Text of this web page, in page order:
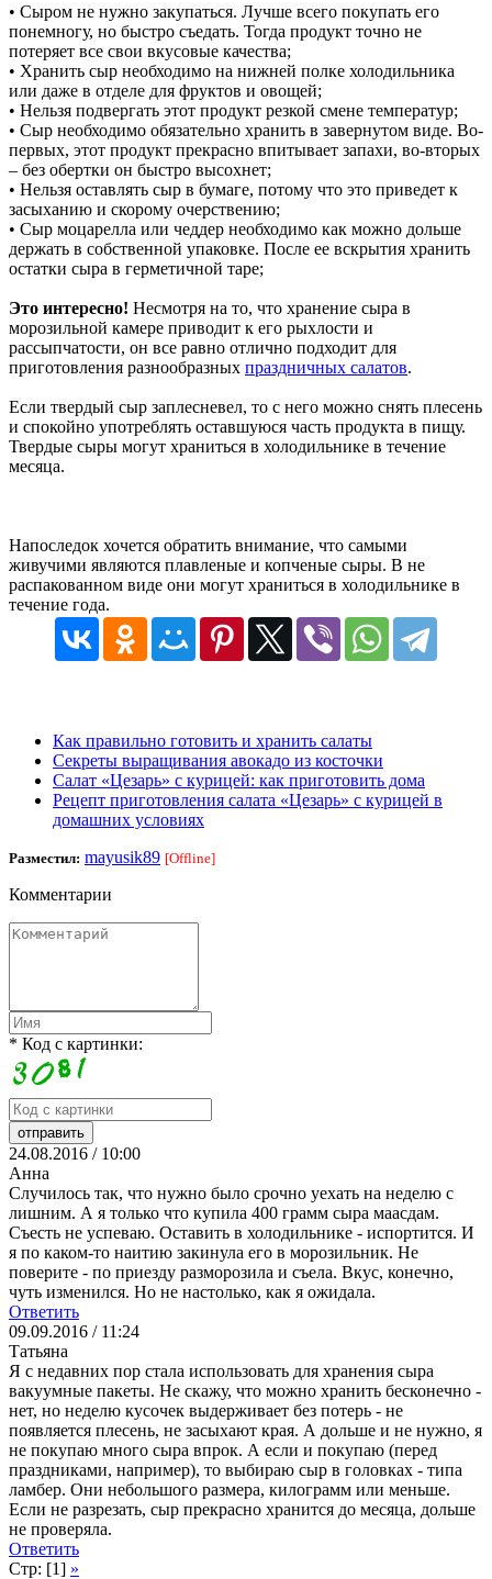
• Сыром не нужно закупаться. Лучше всего покупать его
понемногу, но быстро съедать. Тогда продукт точно не
потеряет все свои вкусовые качества;
• Хранить сыр необходимо на нижней полке холодильника
или даже в отделе для фруктов и овощей;
• Нельзя подвергать этот продукт резкой смене температур;
• Сыр необходимо обязательно хранить в завернутом виде. Во-
первых, этот продукт прекрасно впитывает запахи, во-вторых
– без обертки он быстро высохнет;
• Нельзя оставлять сыр в бумаге, потому что это приведет к
засыханию и скорому очерствению;
• Сыр моцарелла или чеддер необходимо как можно дольше
держать в собственной упаковке. После ее вскрытия хранить
остатки сыра в герметичной таре;
Это интересно! Несмотря на то, что хранение сыра в
морозильной камере приводит к его рыхлости и
рассыпчатости, он все равно отлично подходит для
приготовления разнообразных праздничных салатов.
Если твердый сыр заплесневел, то с него можно снять плесень
и спокойно употреблять оставшуюся часть продукта в пищу.
Твердые сыры могут храниться в холодильнике в течение
месяца.
Напоследок хочется обратить внимание, что самыми
живучими являются плавленые и копченые сыры. В не
распакованном виде они могут храниться в холодильнике в
течение года.
Как правильно готовить и хранить салаты
Секреты выращивания авокадо из косточки
Салат «Цезарь» с курицей: как приготовить дома
Рецепт приготовления салата «Цезарь» с курицей в
домашних условиях
Разместил: mayusik89 [Offline]
Комментарии
* Код с картинки:
24.08.2016 / 10:00
Анна
Случилось так, что нужно было срочно уехать на неделю с
лишним. А я только что купила 400 грамм сыра маасдам.
Съесть не успеваю. Оставить в холодильнике - испортится. И
я по каком-то наитию закинула его в морозильник. Не
поверите - по приезду разморозила и съела. Вкус, конечно,
чуть изменился. Но не настолько, как я ожидала.
Ответить
09.09.2016 / 11:24
Татьяна
Я с недавних пор стала использовать для хранения сыра
вакуумные пакеты. Не скажу, что можно хранить бесконечно -
нет, но неделю кусочек выдерживает без потерь - не
появляется плесень, не засыхают края. А дольше и не нужно, я
не покупаю много сыра впрок. А если и покупаю (перед
праздниками, например), то выбираю сыр в головках - типа
ламбер. Они небольшого размера, килограмм или меньше.
Если не разрезать, сыр прекрасно хранится до месяца, дольше
не проверяла.
Ответить
Стр: [1] »